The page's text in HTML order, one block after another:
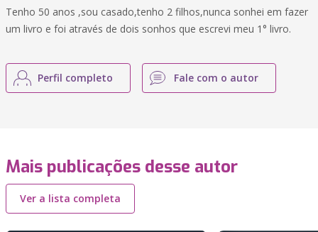
Tenho 50 anos ,sou casado,tenho 2 filhos,nunca sonhei em fazer
um livro e foi através de dois sonhos que escrevi meu 1° livro.
Perfil completo Fale com o autor
Mais publicações desse autor
Ver a lista completa